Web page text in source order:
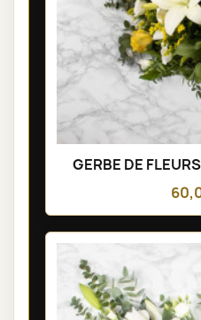
GERBE DE